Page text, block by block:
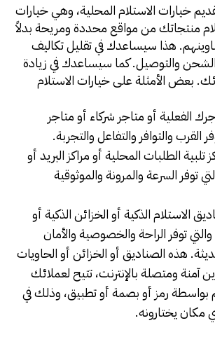
خيارات الاستلام المحلية، وهي خيارات
منتجاتك من مواقع محددة ومريحة بدلاً
هذا سيساعدك في تقليل تكاليف
والتوصيل. كما سيساعدك في زيادة
بعض الأمثلة على خيارات الاستلام
الفعلية أو متاجر شركاء أو متاجر
القرب والتوافر والتفاعل والتجربة.
تلبية الطلبات المحلية أو مراكز البريد أو
توفر السرعة والمرونة والموثوقية
الاستلام الذكية أو الخزائن الذكية أو
والتي توفر الراحة والخصوصية والأمان
هذه الصناديق أو الخزائن أو الحاويات
ومتصلة بالإنترنت، تتيح لعملائك
بواسطة رمز أو بصمة أو تطبيق، وذلك في
يختارونه.